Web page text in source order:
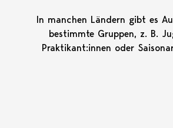
In manchen Ländern gibt es
bestimmte Gruppen, z. B.
Praktikant:innen oder